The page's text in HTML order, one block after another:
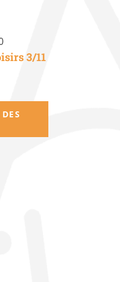
3/11